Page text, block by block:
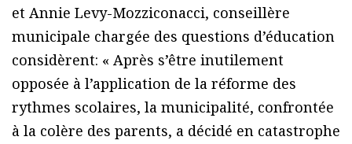
et Annie Levy-Mozziconacci, conseillère
municipale chargée des questions d’éducation
considèrent: « Après s’être inutilement
opposée à l’application de la réforme des
rythmes scolaires, la municipalité, confrontée
à la colère des parents, a décidé en catastrophe